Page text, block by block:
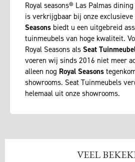
Royal seasons® Las Palmas
is verkrijgbaar bij onze exclusieve
Seasons biedt u een uitgebreid
tuinmeubels van hoge kwaliteit.
Royal Seasons als Seat
voeren wij sinds 2016 niet meer
alleen nog Royal Seasons
showrooms. Seat Tuinmeubels
helemaal uit onze showrooms.
VEEL